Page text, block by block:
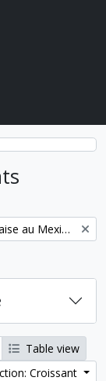
Mission archéologique et ethnologique française au Mexique
Table view
Croissant